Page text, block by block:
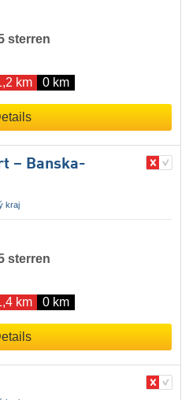
sterren
km 0 km
– Banska-
kraj
sterren
km 0 km